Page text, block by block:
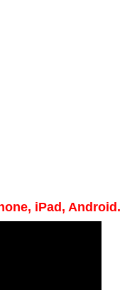
iPad, Android.